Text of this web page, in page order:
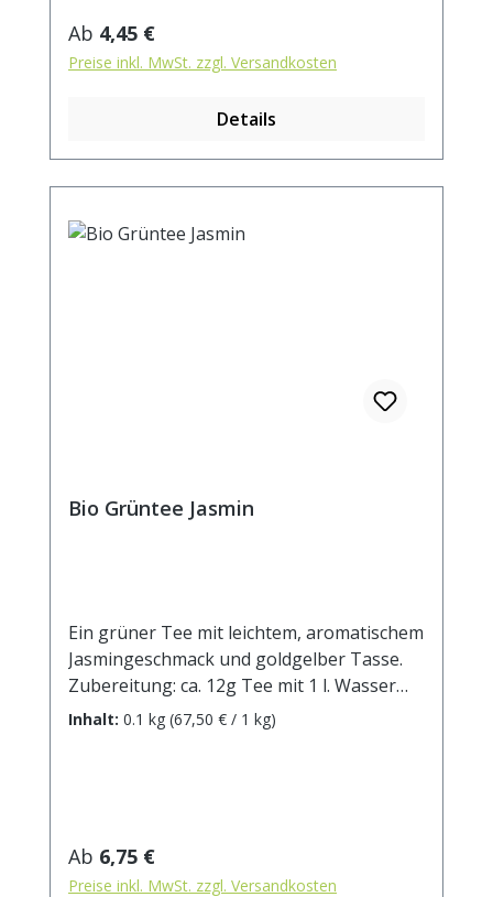
Regulärer Preis:
Ab 4,45 €
Preise inkl. MwSt. zzgl. Versandkosten
Details
Bio Grüntee Jasmin
Ein grüner Tee mit leichtem, aromatischem
Jasmingeschmack und goldgelber Tasse.
Zubereitung: ca. 12g Tee mit 1 l. Wasser
auf 90° abgekühlt, aufgiessen. Ziehzeit: ca.
Inhalt: 0.1 kg (67,50 € / 1 kg)
Regulärer Preis:
Ab 6,75 €
Preise inkl. MwSt. zzgl. Versandkosten